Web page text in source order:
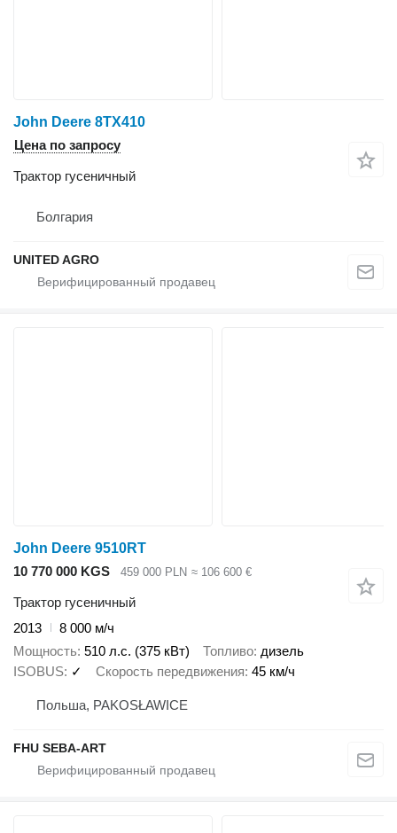
John Deere 8TX410
Цена по запросу
Трактор гусеничный
Болгария
UNITED AGRO
John Deere 9510RT
10 770 000 KGS
459 000 PLN ≈ 106 600 €
Трактор гусеничный
2013
8 000 м/ч
Мощность 510 л.с. (375 кВт) Топливо дизель
ISOBUS ✓ Скорость передвижения 45 км/ч
Польша, PAKOSŁAWICE
FHU SEBA-ART